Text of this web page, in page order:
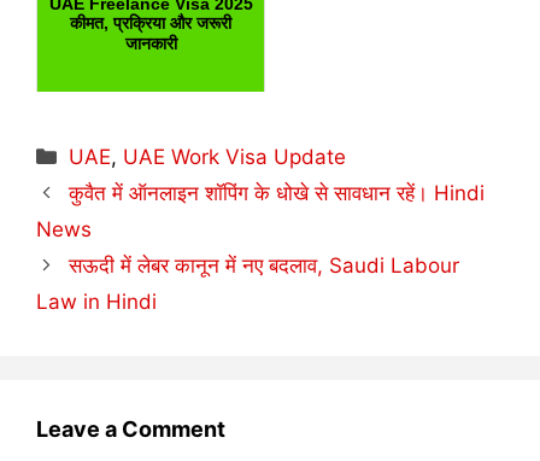
कीमत, प्रक्रिया और जरूरी
जानकारी
Categories
UAE, UAE Work Visa Update
कुवैत में ऑनलाइन शॉपिंग के धोखे से सावधान रहें। Hindi
News
सऊदी में लेबर कानून में नए बदलाव, Saudi Labour
Law in Hindi
Leave a Comment